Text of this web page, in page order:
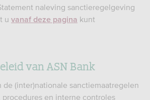
naleving sanctieregelgeving
u vanaf deze pagina kunt
van ASN Bank
de (inter)nationale sanctiemaatregelen
en interne controles